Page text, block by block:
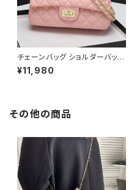
チェーンバッグ ショルダーバッグ
レディース バッグ 春夏 秋冬 春
夏 秋 冬 黒 白 バッグ 斜め掛け
ダーバック お出かけ バック 斜
め掛けバッグ 肩掛けバッグ 韓国
ライトブルー ライトグリーン ブ
ラック 通勤バッグ 学生 学校 通
学 デート オフィスカジュアル デ
イリー オフィス カジュアル OL
上品 大人 10代 20代 30代 40
代 K-B0121
¥11,980
その他の商品